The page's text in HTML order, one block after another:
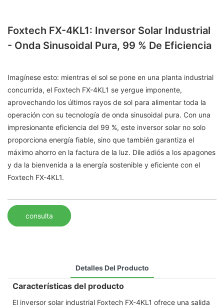
Foxtech FX-4KL1: Inversor Solar Industrial
- Onda Sinusoidal Pura, 99 % De Eficiencia
Imagínese esto: mientras el sol se pone en una planta industrial
concurrida, el Foxtech FX-4KL1 se yergue imponente,
aprovechando los últimos rayos de sol para alimentar toda la
operación con su tecnología de onda sinusoidal pura. Con una
impresionante eficiencia del 99 %, este inversor solar no solo
proporciona energía fiable, sino que también garantiza el
máximo ahorro en la factura de la luz. Dile adiós a los apagones
y da la bienvenida a la energía sostenible y eficiente con el
Foxtech FX-4KL1.
consulta
Detalles Del Producto
Características del producto
El inversor solar industrial Foxtech FX-4KL1 ofrece una salida